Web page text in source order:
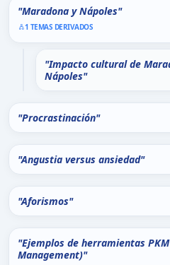
"Maradona y Nápoles"
1 TEMAS DERIVADOS
"Impacto cultural de
Nápoles"
"Procrastinación"
"Angustia versus ansiedad"
"Aforismos"
"Ejemplos de herramientas
Management)"